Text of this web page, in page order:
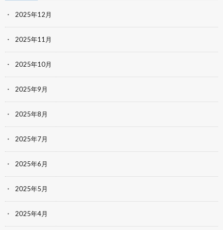
2025年12月
2025年11月
2025年10月
2025年9月
2025年8月
2025年7月
2025年6月
2025年5月
2025年4月